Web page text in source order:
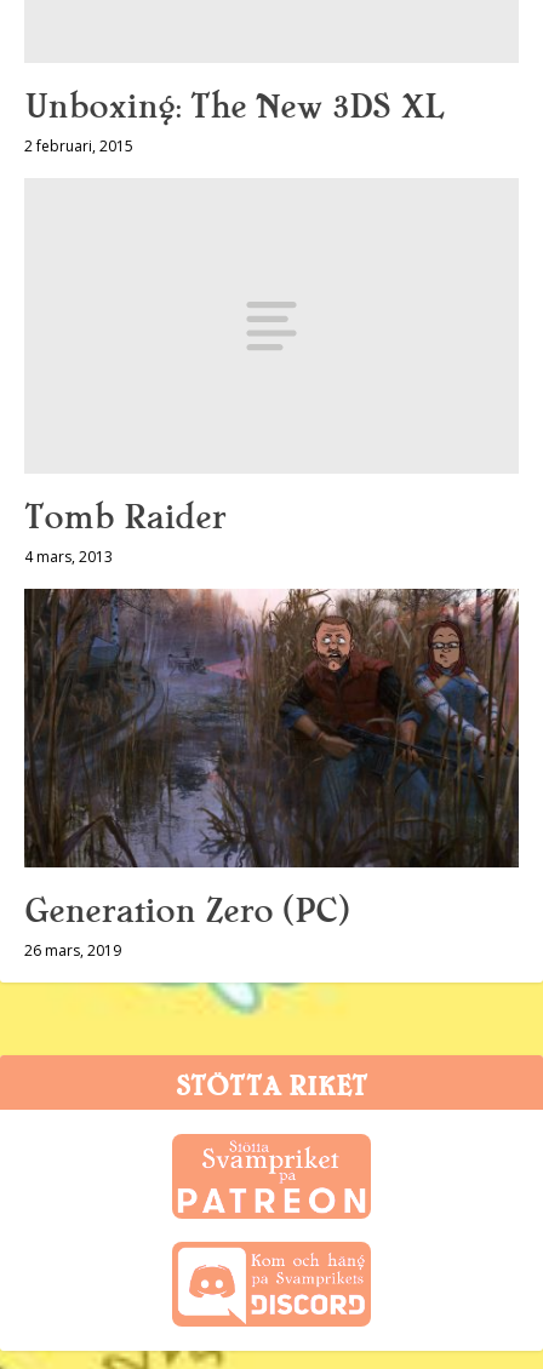
Unboxing: The New 3DS XL
2 februari, 2015
Tomb Raider
4 mars, 2013
Generation Zero (PC)
26 mars, 2019
STÖTTA RIKET